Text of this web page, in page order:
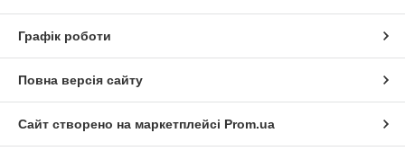
Графік роботи
Повна версія сайту
Сайт створено на маркетплейсі Prom.ua